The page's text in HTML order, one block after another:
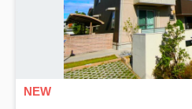
NEW